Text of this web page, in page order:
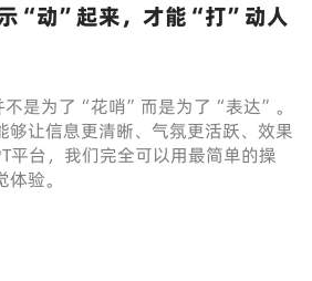
“动”起来，才能“打”动人
不是为了“花哨”而是为了“表达”。
够让信息更清晰、气氛更活跃、效果
平台，我们完全可以用最简单的操
验。